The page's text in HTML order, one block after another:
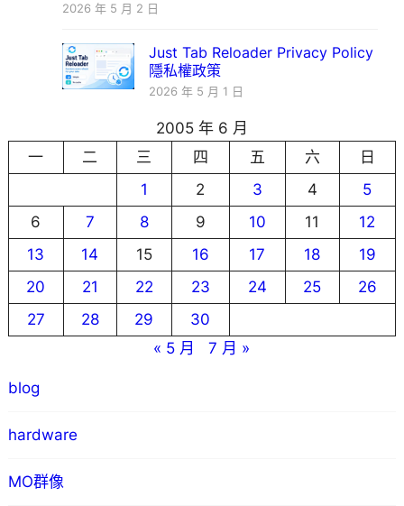
2026 年 5 月 2 日
Just Tab Reloader Privacy Policy
隱私權政策
2026 年 5 月 1 日
2005 年 6 月
一
二 三 四 五 六
日
1
2 3 4
5
6
7 8 9 10 11
12
13
14 15 16 17 18
19
20
21 22 23 24 25
26
27
28 29
30
« 5 月
7 月 »
blog
hardware
MO群像